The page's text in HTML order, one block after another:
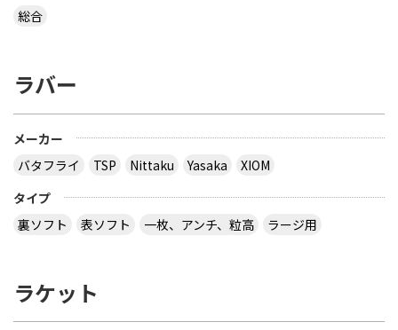
総合
ラバー
メーカー
バタフライ
TSP Nittaku Yasaka
XIOM
タイプ
裏ソフト
表ソフト 一枚、アンチ、粒高 ラージ用
ラケット